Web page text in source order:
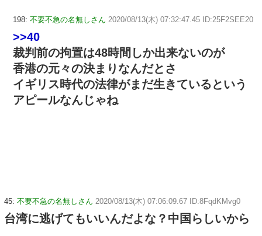
198: 不要不急の名無しさん 2020/08/13(木) 07:32:47.45 ID:25F2SEE20
>>40
裁判前の拘置は48時間しか出来ないのが
香港の元々の決まりなんだとさ
イギリス時代の法律がまだ生きているという
アピールなんじゃね
45: 不要不急の名無しさん 2020/08/13(木) 07:06:09.67 ID:8FqdKMvg0
台湾に逃げてもいいんだよな？中国らしいから